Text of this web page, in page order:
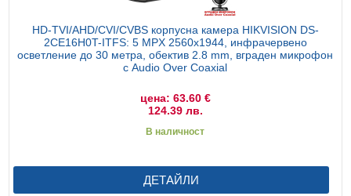
HD-TVI/AHD/CVI/CVBS корпусна камера HIKVISION DS-
2CE16H0T-ITFS: 5 MPX 2560x1944, инфрачервено
осветление до 30 метра, обектив 2.8 mm, вграден микрофон
с Audio Over Coaxial
цена: 63.60 €
124.39 лв.
В наличност
ДЕТАЙЛИ